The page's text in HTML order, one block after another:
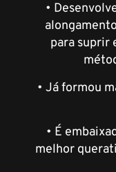
•
para suprir
• Já formou
• É
melhor